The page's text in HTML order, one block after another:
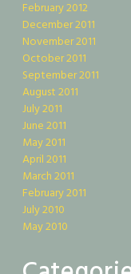
February 2012
December 2011
November 2011
October 2011
September 2011
August 2011
July 2011
June 2011
May 2011
April 2011
March 2011
February 2011
July 2010
May 2010